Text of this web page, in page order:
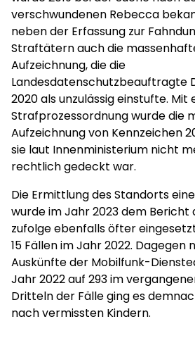
verschwundenen Rebecca
neben der Erfassung zur
Straftätern auch die
Aufzeichnung, die die
Landesdatenschutzbeauftragte
2020 als unzulässig einstufte. Mit
Strafprozessordnung wurde die
Aufzeichnung von Kennzeichen
sie laut Innenministerium nicht
rechtlich gedeckt war.
Die Ermittlung des Standorts
wurde im Jahr 2023 dem Bericht
zufolge ebenfalls öfter
15 Fällen im Jahr 2022. Dagegen
Auskünfte der Mobilfunk-
Jahr 2022 auf 293 im
Dritteln der Fälle ging es
nach vermissten Kindern.